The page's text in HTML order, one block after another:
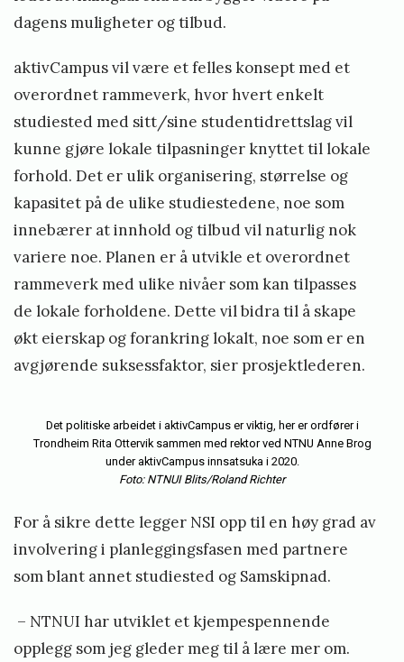
dagens muligheter og tilbud.
aktivCampus vil være et felles konsept med et
overordnet rammeverk, hvor hvert enkelt
studiested med sitt/sine studentidrettslag vil
kunne gjøre lokale tilpasninger knyttet til lokale
forhold. Det er ulik organisering, størrelse og
kapasitet på de ulike studiestedene, noe som
innebærer at innhold og tilbud vil naturlig nok
variere noe. Planen er å utvikle et overordnet
rammeverk med ulike nivåer som kan tilpasses
de lokale forholdene. Dette vil bidra til å skape
økt eierskap og forankring lokalt, noe som er en
avgjørende suksessfaktor, sier prosjektlederen.
Det politiske arbeidet i aktivCampus er viktig, her er ordfører i
Trondheim Rita Ottervik sammen med rektor ved NTNU Anne Brog
under aktivCampus innsatsuka i 2020.
Foto: NTNUI Blits/Roland Richter
For å sikre dette legger NSI opp til en høy grad av
involvering i planleggingsfasen med partnere
som blant annet studiested og Samskipnad.
– NTNUI har utviklet et kjempespennende
opplegg som jeg gleder meg til å lære mer om.